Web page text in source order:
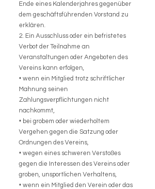
Ende eines Kalenderjahres gegenüber
dem geschäftsführenden Vorstand zu
erklären.
2. Ein Ausschluss oder ein befristetes
Verbot der Teilnahme an
Veranstaltungen oder Angeboten des
Vereins kann erfolgen,
• wenn ein Mitglied trotz schriftlicher
Mahnung seinen
Zahlungsverpflichtungen nicht
nachkommt,
• bei grobem oder wiederholtem
Vergehen gegen die Satzung oder
Ordnungen des Vereins,
• wegen eines schweren Verstoßes
gegen die Interessen des Vereins oder
groben, unsportlichen Verhaltens,
• wenn ein Mitglied den Verein oder das